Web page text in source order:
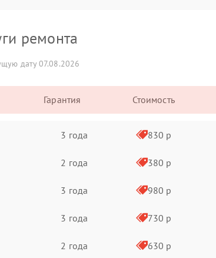
ремонта
дату 07.08.2026
Гарантия Стоимость
3 года 830 р
2 года 380 р
3 года 980 р
3 года 730 р
2 года 630 р